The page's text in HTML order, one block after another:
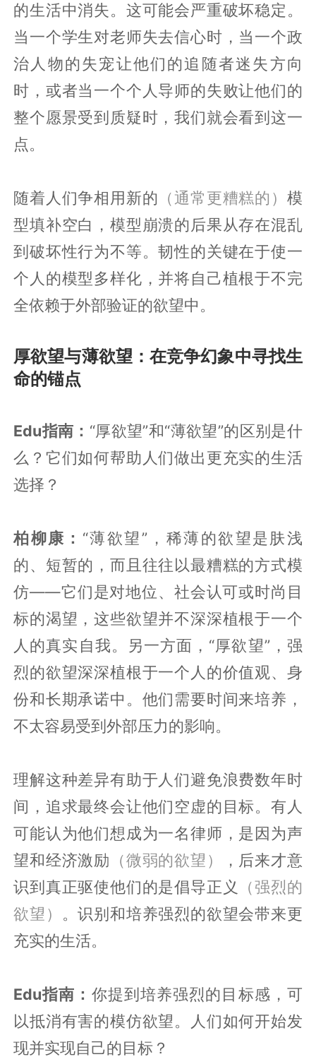
的生活中消失。这可能会严重破坏稳定。
当一个学生对老师失去信心时，当一个政
治人物的失宠让他们的追随者迷失方向
时，或者当一个个人导师的失败让他们的
整个愿景受到质疑时，我们就会看到这一
点。
随着人们争相用新的 （通常更糟糕的） 模
型填补空白，模型崩溃的后果从存在混乱
到破坏性行为不等。韧性的关键在于使一
个人的模型多样化，并将自己植根于不完
全依赖于外部验证的欲望中。
厚欲望与薄欲望：在竞争幻象中寻找生
命的锚点
Edu指南： “厚欲望”和“薄欲望”的区别是什
么？它们如何帮助人们做出更充实的生活
选择？
柏柳康： “薄欲望”，稀薄的欲望是肤浅
的、短暂的，而且往往以最糟糕的方式模
仿——它们是对地位、社会认可或时尚目
标的渴望，这些欲望并不深深植根于一个
人的真实自我。另一方面，“厚欲望”，强
烈的欲望深深植根于一个人的价值观、身
份和长期承诺中。他们需要时间来培养，
不太容易受到外部压力的影响。
理解这种差异有助于人们避免浪费数年时
间，追求最终会让他们空虚的目标。有人
可能认为他们想成为一名律师，是因为声
望和经济激励 （微弱的欲望）
，后来才意
识到真正驱使他们的是倡导正义
（强烈的
欲望） 。识别和培养强烈的欲望会带来更
充实的生活。
Edu指南： 你提到培养强烈的目标感，可
以抵消有害的模仿欲望。人们如何开始发
现并实现自己的目标？